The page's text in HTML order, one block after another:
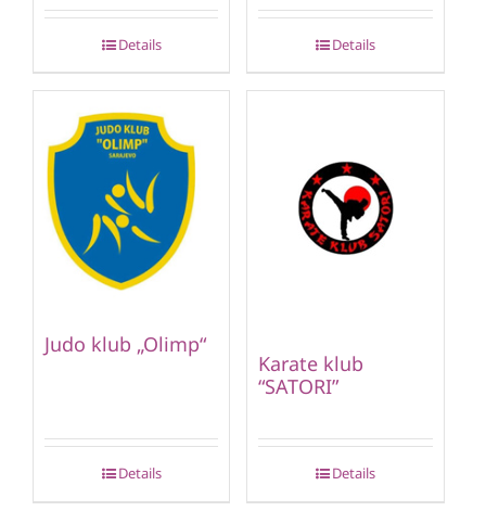
Details Details
Judo klub „Olimp“
Details
Karate klub
“SATORI”
Details